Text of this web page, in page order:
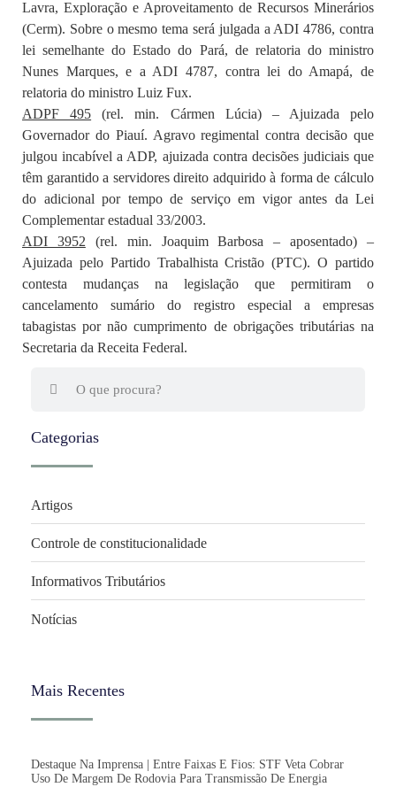
Lavra, Exploração e Aproveitamento de Recursos Minerários
(Cerm). Sobre o mesmo tema será julgada a ADI 4786, contra
lei semelhante do Estado do Pará, de relatoria do ministro
Nunes Marques, e a ADI 4787​, contra lei do Amapá, de
relatoria do ministro Luiz Fux.
ADPF 495 (rel. min. Cármen Lúcia) – Ajuizada pelo
Governador do Piauí. Agravo regimental contra decisão que
julgou incabível a ADP, ajuizada contra decisões judiciais que
têm garantido a servidores direito adquirido à forma de cálculo
do adicional por tempo de serviço em vigor antes da Lei
Complementar estadual 33/2003.
ADI 3952 (rel. min. Joaquim Barbosa – aposentado) –
Ajuizada pelo Partido Trabalhista Cristão (PTC). O partido
contesta mudanças na legislação que permitiram o
cancelamento sumário do registro especial a empresas
tabagistas por não cumprimento de obrigações tributárias na
Secretaria da Receita Federal.
Categorias
Artigos
Controle de constitucionalidade
Informativos Tributários
Notícias
Mais Recentes
Destaque Na Imprensa | Entre Faixas E Fios: STF Veta Cobrar
Uso De Margem De Rodovia Para Transmissão De Energia